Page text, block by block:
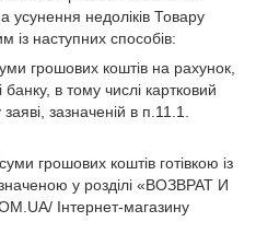
усунення недоліків Товару
із наступних способів:
грошових коштів на рахунок,
в тому числі картковий
зазначеній в п.11.1.
грошових коштів готівкою із
у розділі «ВОЗВРАТ И
Інтернет-магазину